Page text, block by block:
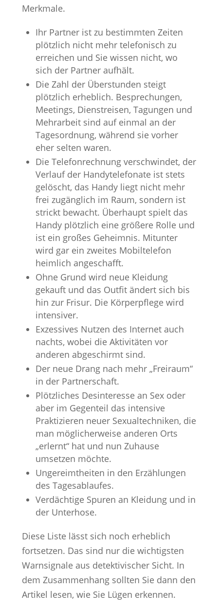
Merkmale.
Ihr Partner ist zu bestimmten Zeiten
plötzlich nicht mehr telefonisch zu
erreichen und Sie wissen nicht, wo
sich der Partner aufhält.
Die Zahl der Überstunden steigt
plötzlich erheblich. Besprechungen,
Meetings, Dienstreisen, Tagungen und
Mehrarbeit sind auf einmal an der
Tagesordnung, während sie vorher
eher selten waren.
Die Telefonrechnung verschwindet, der
Verlauf der Handytelefonate ist stets
gelöscht, das Handy liegt nicht mehr
frei zugänglich im Raum, sondern ist
strickt bewacht. Überhaupt spielt das
Handy plötzlich eine größere Rolle und
ist ein großes Geheimnis. Mitunter
wird gar ein zweites Mobiltelefon
heimlich angeschafft.
Ohne Grund wird neue Kleidung
gekauft und das Outfit ändert sich bis
hin zur Frisur. Die Körperpflege wird
intensiver.
Exzessives Nutzen des Internet auch
nachts, wobei die Aktivitäten vor
anderen abgeschirmt sind.
Der neue Drang nach mehr „Freiraum“
in der Partnerschaft.
Plötzliches Desinteresse an Sex oder
aber im Gegenteil das intensive
Praktizieren neuer Sexualtechniken, die
man möglicherweise anderen Orts
„erlernt“ hat und nun Zuhause
umsetzen möchte.
Ungereimtheiten in den Erzählungen
des Tagesablaufes.
Verdächtige Spuren an Kleidung und in
der Unterhose.
Diese Liste lässt sich noch erheblich
fortsetzen. Das sind nur die wichtigsten
Warnsignale aus detektivischer Sicht. In
dem Zusammenhang sollten Sie dann den
Artikel lesen, wie Sie Lügen erkennen.